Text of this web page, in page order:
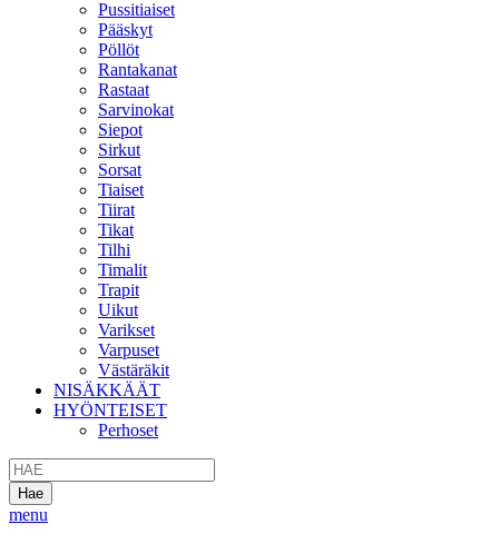
Pussitiaiset
Pääskyt
Pöllöt
Rantakanat
Rastaat
Sarvinokat
Siepot
Sirkut
Sorsat
Tiaiset
Tiirat
Tikat
Tilhi
Timalit
Trapit
Uikut
Varikset
Varpuset
Västäräkit
NISÄKKÄÄT
HYÖNTEISET
Perhoset
menu